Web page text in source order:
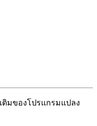
เติมของโปรแกรมแปลง